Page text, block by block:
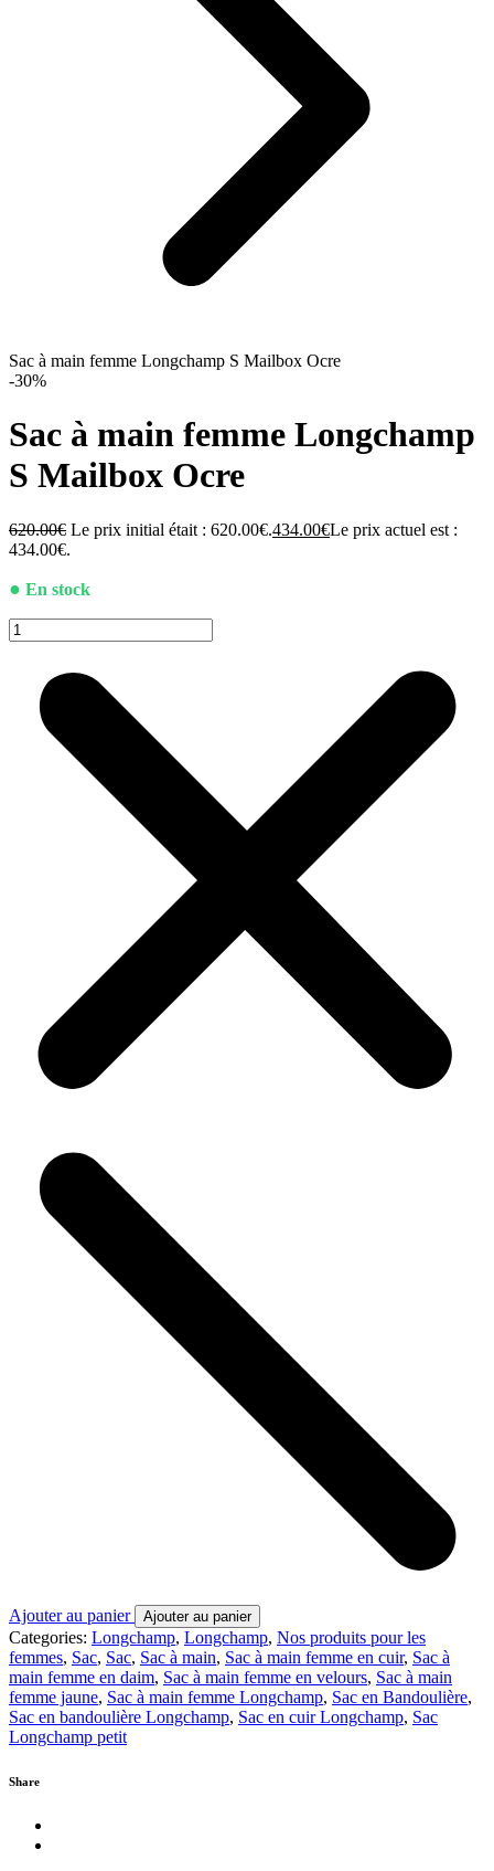
Sac à main femme Longchamp S Mailbox Ocre
-30%
Sac à main femme Longchamp
S Mailbox Ocre
620.00€ Le prix initial était : 620.00€.434.00€Le prix actuel est :
434.00€.
● En stock
Ajouter au panier Ajouter au panier
Categories: Longchamp, Longchamp, Nos produits pour les
femmes, Sac, Sac, Sac à main, Sac à main femme en cuir, Sac à
main femme en daim, Sac à main femme en velours, Sac à main
femme jaune, Sac à main femme Longchamp, Sac en Bandoulière,
Sac en bandoulière Longchamp, Sac en cuir Longchamp, Sac
Longchamp petit
Share